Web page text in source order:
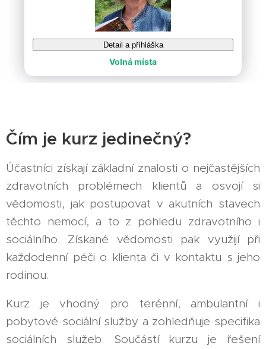
Čím je kurz jedinečný?
Účastníci získají základní znalosti o nejčastějších
zdravotních problémech klientů a osvojí si
vědomosti, jak postupovat v akutních stavech
těchto nemocí, a to z pohledu zdravotního i
sociálního. Získané vědomosti pak využijí při
každodenní péči o klienta či v kontaktu s jeho
rodinou.
Kurz je vhodný pro terénní, ambulantní i
pobytové sociální služby a zohledňuje specifika
sociálních služeb. Součástí kurzu je řešení